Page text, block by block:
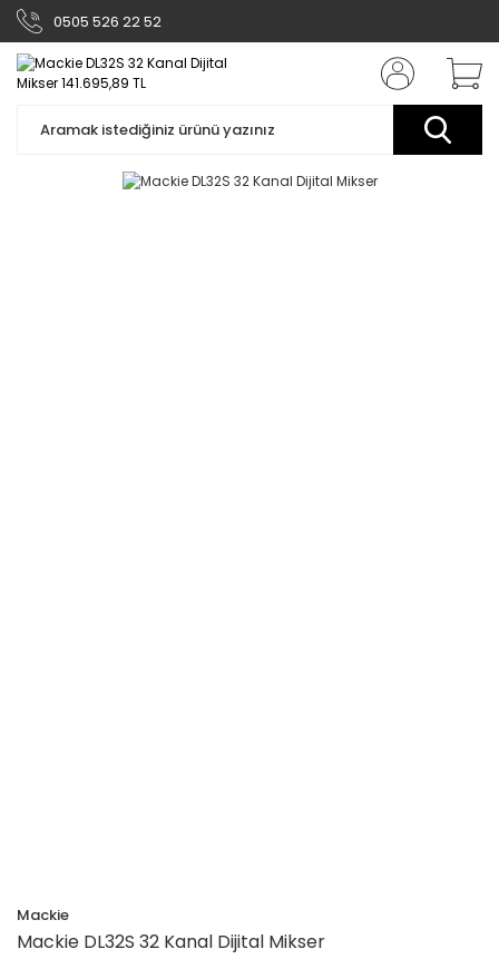
0505 526 22 52
Mackie
Mackie DL32S 32 Kanal Dijital Mikser